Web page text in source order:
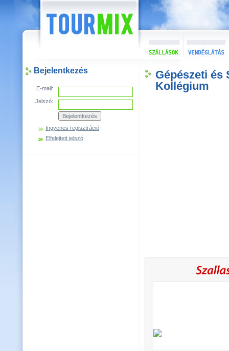
Bejelentkezés
E-mail:
Jelszó:
Ingyenes regisztráció
Elfelejtett jelszó
Gépészeti és
Kollégium